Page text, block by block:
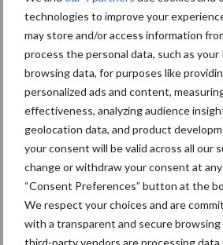
technologies to improve your
may store and/or access information
process the personal data, such as your
browsing data, for purposes like
personalized ads and content,
effectiveness, analyzing audience
geolocation data, and product
your consent will be valid across all our
change or withdraw your consent at
“Consent Preferences” button at the
We respect your choices and are
with a transparent and secure
third-party vendors are processing
Diergezondheid Bemesting
Mastitis